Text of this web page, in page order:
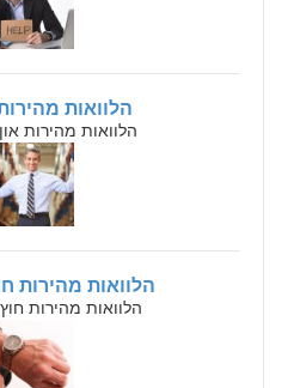
הלוואות מהירות
הלוואות מהירות און
הלוואות מהירות
הלוואות מהירות חוץ